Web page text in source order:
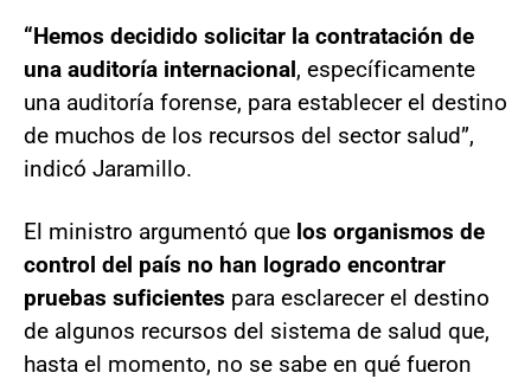
“Hemos decidido solicitar la contratación de
una auditoría internacional, específicamente
una auditoría forense, para establecer el destino
de muchos de los recursos del sector salud”,
indicó Jaramillo.
El ministro argumentó que los organismos de
control del país no han logrado encontrar
pruebas suficientes para esclarecer el destino
de algunos recursos del sistema de salud que,
hasta el momento, no se sabe en qué fueron